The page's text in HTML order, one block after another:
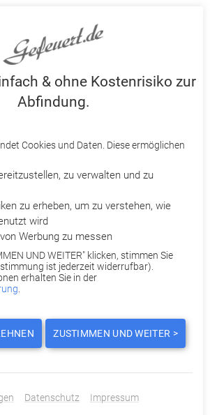
im Job: Wenn übertriebene Kontrolle
vertreibt
Urteil: Unwirksame Kündigung bei fehlender
durch den Arbeitgeber
Entlastungsprämie: Zwischen Hoffnung und
Grundlage entziehbar
& ohne Kostenrisiko zur
Abfindung.
Cookies und Daten. Diese ermöglichen
zu verwalten und zu
zu erheben, um zu verstehen, wie
wird
Werbung zu messen
UND WEITER" klicken, stimmen Sie
ist jederzeit widerrufbar).
erhalten Sie in der
ZUSTIMMEN UND WEITER >
Datenschutz Impressum